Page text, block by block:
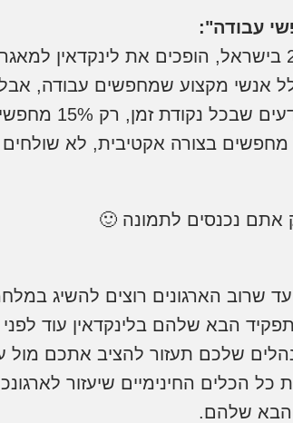
עבודה":
אנשי מקצוע שמחפשים עבודה,
מחפשים כרגע
לא מחפשים בצורה אקטיבית, לא
אתם נכנסים לתמונה 🙂
שרוב הארגונים רוצים להשיג
הבא שלהם בלינקדאין עוד
שלכם תעזור להציב אתכם מול
הכלים החינימיים שיעזור
הבא שלהם.